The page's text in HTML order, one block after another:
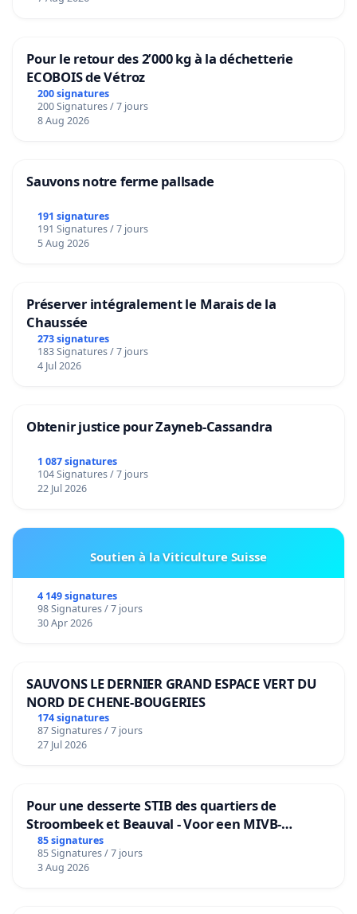
Pour le retour des 2’000 kg à la déchetterie
ECOBOIS de Vétroz
200 signatures
200 Signatures / 7 jours
8 Aug 2026
Sauvons notre ferme pallsade
191 signatures
191 Signatures / 7 jours
5 Aug 2026
Préserver intégralement le Marais de la
Chaussée
273 signatures
183 Signatures / 7 jours
4 Jul 2026
Obtenir justice pour Zayneb-Cassandra
1 087 signatures
104 Signatures / 7 jours
22 Jul 2026
Soutien à la Viticulture Suisse
4 149 signatures
98 Signatures / 7 jours
30 Apr 2026
SAUVONS LE DERNIER GRAND ESPACE VERT DU
NORD DE CHENE-BOUGERIES
174 signatures
87 Signatures / 7 jours
27 Jul 2026
Pour une desserte STIB des quartiers de
Stroombeek et Beauval - Voor een MIVB-
bediening van de wijken Strombeek en Het
Voor
85 signatures
85 Signatures / 7 jours
3 Aug 2026